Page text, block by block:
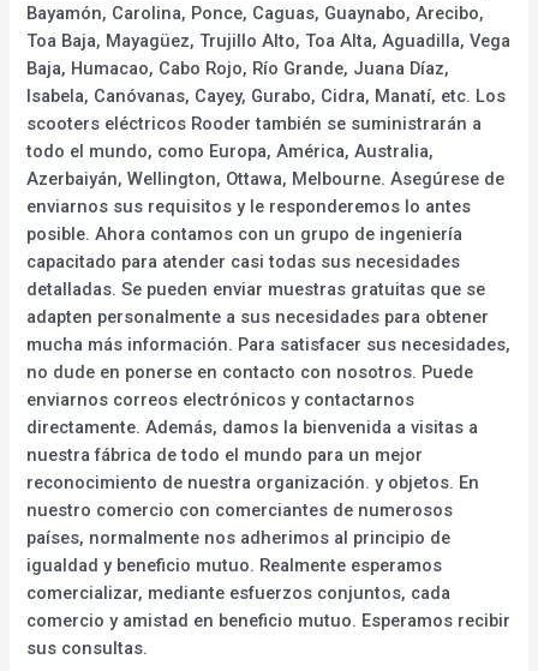
Bayamón, Carolina, Ponce, Caguas, Guaynabo, Arecibo,
Toa Baja, Mayagüez, Trujillo Alto, Toa Alta, Aguadilla, Vega
Baja, Humacao, Cabo Rojo, Río Grande, Juana Díaz,
Isabela, Canóvanas, Cayey, Gurabo, Cidra, Manatí, etc. Los
scooters eléctricos Rooder también se suministrarán a
todo el mundo, como Europa, América, Australia,
Azerbaiyán, Wellington, Ottawa, Melbourne. Asegúrese de
enviarnos sus requisitos y le responderemos lo antes
posible. Ahora contamos con un grupo de ingeniería
capacitado para atender casi todas sus necesidades
detalladas. Se pueden enviar muestras gratuitas que se
adapten personalmente a sus necesidades para obtener
mucha más información. Para satisfacer sus necesidades,
no dude en ponerse en contacto con nosotros. Puede
enviarnos correos electrónicos y contactarnos
directamente. Además, damos la bienvenida a visitas a
nuestra fábrica de todo el mundo para un mejor
reconocimiento de nuestra organización. y objetos. En
nuestro comercio con comerciantes de numerosos
países, normalmente nos adherimos al principio de
igualdad y beneficio mutuo. Realmente esperamos
comercializar, mediante esfuerzos conjuntos, cada
comercio y amistad en beneficio mutuo. Esperamos recibir
sus consultas.